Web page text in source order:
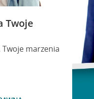
Twoje
marzenia